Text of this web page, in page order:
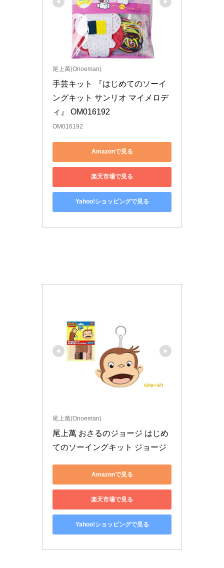
尾上萬(Onoeman)
手芸キット 『はじめてのソーイ
ングキット サンリオ マイメロデ
ィ』 OM016192
OM016192
Amazonで見る
楽天市場で見る
Yahoo!ショッピングで見る
尾上萬(Onoeman)
尾上萬 おさるのジョージ はじめ
てのソーイングキット ジョージ
Amazonで見る
楽天市場で見る
Yahoo!ショッピングで見る